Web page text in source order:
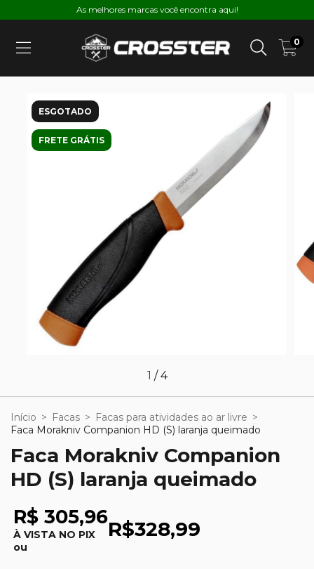
As melhores marcas você encontra aqui!
0
ESGOTADO
FRETE GRÁTIS
1 /4
Início > Facas > Facas para atividades ao ar livre >
Faca Morakniv Companion HD (S) laranja queimado
Faca Morakniv Companion
HD (S) laranja queimado
R$ 305,96
À VISTA NO PIX
ou
R$328,99